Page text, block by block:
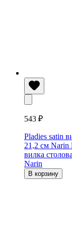
543 ₽
Pladies satin
21,2 см Narin
вилка
Narin
В корзину